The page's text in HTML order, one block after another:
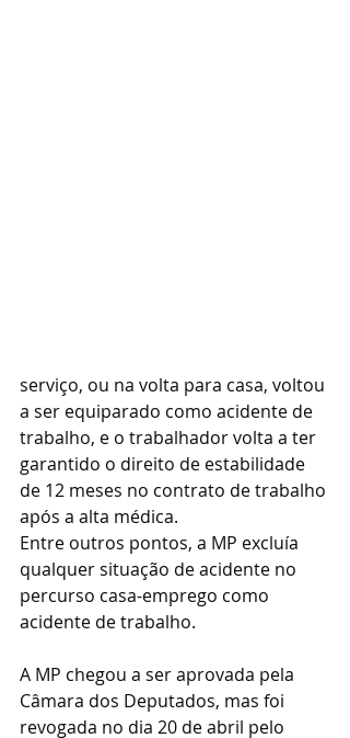
serviço, ou na volta para casa, voltou
a ser equiparado como acidente de
trabalho, e o trabalhador volta a ter
garantido o direito de estabilidade
de 12 meses no contrato de trabalho
após a alta médica.
Entre outros pontos, a MP excluía
qualquer situação de acidente no
percurso casa-emprego como
acidente de trabalho.
A MP chegou a ser aprovada pela
Câmara dos Deputados, mas foi
revogada no dia 20 de abril pelo